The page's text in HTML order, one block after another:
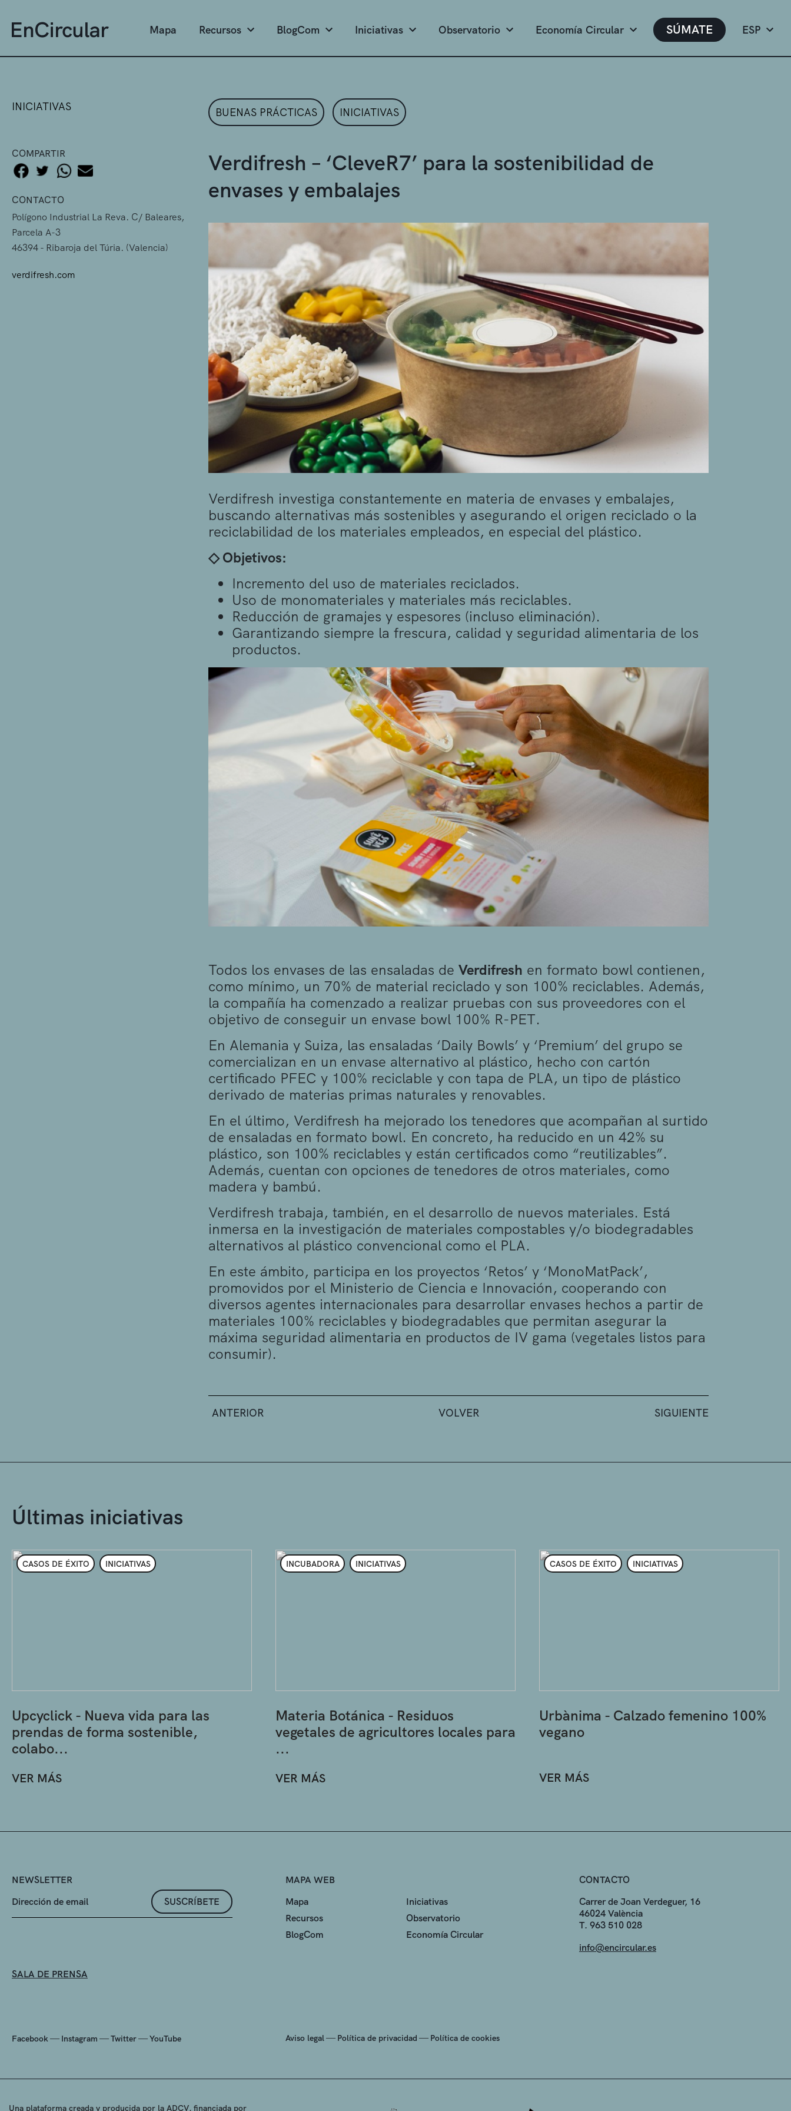
Mapa Recursos BlogCom Iniciativas Observatorio Economía Circular SÚMATE ESP
INICIATIVAS
COMPARTIR
CONTACTO
Polígono Industrial La Reva. C/ Baleares,
Parcela A-3
46394 - Ribaroja del Túria. (Valencia)
verdifresh.com
BUENAS PRÁCTICAS INICIATIVAS
Verdifresh – ‘CleveR7’ para la sostenibilidad de
envases y embalajes
Verdifresh investiga constantemente en materia de envases y embalajes,
buscando alternativas más sostenibles y asegurando el origen reciclado o la
reciclabilidad de los materiales empleados, en especial del plástico.
◇ Objetivos:
Incremento del uso de materiales reciclados.
Uso de monomateriales y materiales más reciclables.
Reducción de gramajes y espesores (incluso eliminación).
Garantizando siempre la frescura, calidad y seguridad alimentaria de los
productos.
Todos los envases de las ensaladas de Verdifresh en formato bowl contienen,
como mínimo, un 70% de material reciclado y son 100% reciclables. Además,
la compañía ha comenzado a realizar pruebas con sus proveedores con el
objetivo de conseguir un envase bowl 100% R-PET.
En Alemania y Suiza, las ensaladas ‘Daily Bowls’ y ‘Premium’ del grupo se
comercializan en un envase alternativo al plástico, hecho con cartón
certificado PFEC y 100% reciclable y con tapa de PLA, un tipo de plástico
derivado de materias primas naturales y renovables.
En el último, Verdifresh ha mejorado los tenedores que acompañan al surtido
de ensaladas en formato bowl. En concreto, ha reducido en un 42% su
plástico, son 100% reciclables y están certificados como “reutilizables”.
Además, cuentan con opciones de tenedores de otros materiales, como
madera y bambú.
Verdifresh trabaja, también, en el desarrollo de nuevos materiales. Está
inmersa en la investigación de materiales compostables y/o biodegradables
alternativos al plástico convencional como el PLA.
En este ámbito, participa en los proyectos ‘Retos’ y ‘MonoMatPack’,
promovidos por el Ministerio de Ciencia e Innovación, cooperando con
diversos agentes internacionales para desarrollar envases hechos a partir de
materiales 100% reciclables y biodegradables que permitan asegurar la
máxima seguridad alimentaria en productos de IV gama (vegetales listos para
consumir).
ANTERIOR VOLVER SIGUIENTE
Últimas iniciativas
CASOS DE ÉXITO INICIATIVAS
Upcyclick - Nueva vida para las
prendas de forma sostenible,
colabo...
VER MÁS
INCUBADORA INICIATIVAS
Materia Botánica - Residuos
vegetales de agricultores locales para
...
VER MÁS
CASOS DE ÉXITO INICIATIVAS
Urbànima - Calzado femenino 100%
vegano
VER MÁS
NEWSLETTER
SUSCRÍBETE
SALA DE PRENSA
Facebook— Instagram —Twitter—YouTube
MAPA WEB
Mapa
Iniciativas
Recursos
Observatorio
BlogCom
Economía Circular
Aviso legal— Política de privacidad — Política de cookies
CONTACTO
Carrer de Joan Verdeguer, 16
46024 València
T. 963 510 028
info@encircular.es
Una plataforma creada y producida por la ADCV, financiada por